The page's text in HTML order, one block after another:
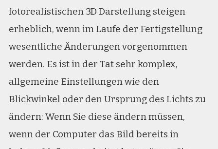
fotorealistischen 3D Darstellung steigen
erheblich, wenn im Laufe der Fertigstellung
wesentliche Änderungen vorgenommen
werden. Es ist in der Tat sehr komplex,
allgemeine Einstellungen wie den
Blickwinkel oder den Ursprung des Lichts zu
ändern: Wenn Sie diese ändern müssen,
wenn der Computer das Bild bereits in